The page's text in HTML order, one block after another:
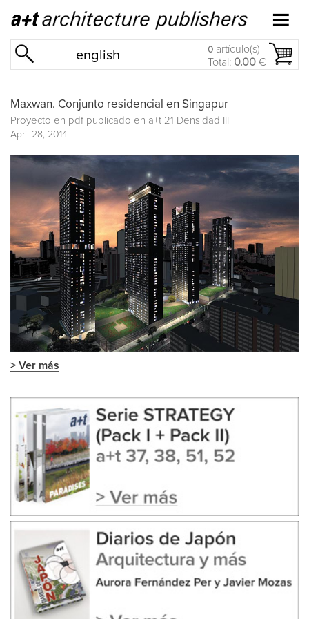
english 0 artículo(s)
Total: 0.00 €
Maxwan. Conjunto residencial en Singapur
Proyecto en pdf publicado en a+t 21 Densidad III
April 28, 2014
> Ver más